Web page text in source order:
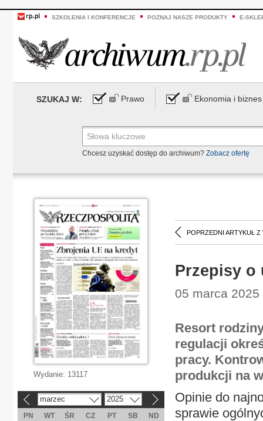
SZKOLENIA I KONFERENCJE POZNAJ NASZE PRODUKTY E-
SZUKAJ W: Prawo Ekonomia i biznes
Chcesz uzyskać dostęp do archiwum? Zobacz ofertę
POPRZEDNI ARTYKUŁ Z
Przepisy o
05 marca 2025
Resort
regulacji
pracy.
produkcji na
Opinie do
sprawie
Wydanie: 13117
marzec 2025
PN WT ŚR CZ PT SB
ND